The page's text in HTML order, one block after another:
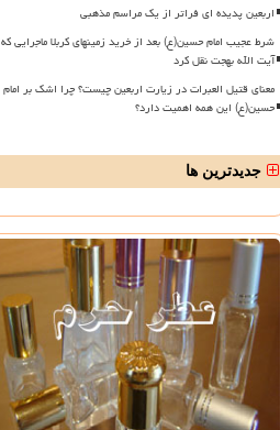
اربعین پدیده ای فراتر از یک مراسم مذهبی
شرط عجیب امام حسین(ع) بعد از خرید زمینهای کربلا ماجرایی که
آیت الله بهجت نقل کرد
معنای قتیل العبرات در زیارت اربعین چیست؟ چرا اشک بر امام
حسین(ع) این همه اهمیت دارد؟
جدیدترین ها